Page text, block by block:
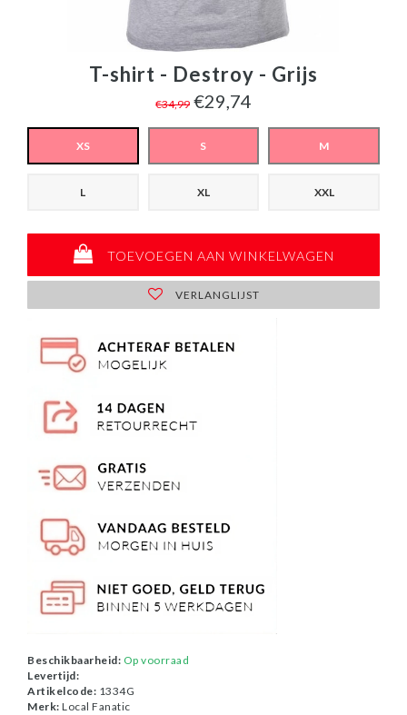
T-shirt - Destroy - Grijs
€34,99 €29,74
XS S M
L XL XXL
TOEVOEGEN AAN WINKELWAGEN
VERLANGLIJST
Beschikbaarheid: Op voorraad
Levertijd:
Artikelcode: 1334G
Merk: Local Fanatic